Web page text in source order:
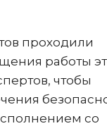
проходили
работы
чтобы
со